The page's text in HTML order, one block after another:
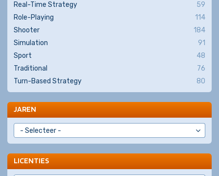
Real-Time Strategy
59
Role-Playing
114
Shooter
184
Simulation
91
Sport
48
Traditional
76
Turn-Based Strategy
80
JAREN
LICENTIES